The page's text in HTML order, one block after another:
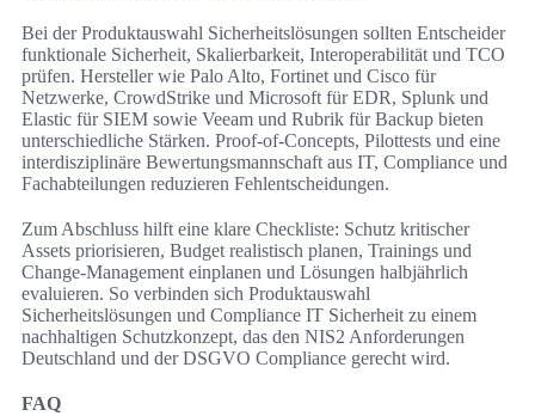
Bei der Produktauswahl Sicherheitslösungen sollten Entscheider
funktionale Sicherheit, Skalierbarkeit, Interoperabilität und TCO
prüfen. Hersteller wie Palo Alto, Fortinet und Cisco für
Netzwerke, CrowdStrike und Microsoft für EDR, Splunk und
Elastic für SIEM sowie Veeam und Rubrik für Backup bieten
unterschiedliche Stärken. Proof-of-Concepts, Pilottests und eine
interdisziplinäre Bewertungsmannschaft aus IT, Compliance und
Fachabteilungen reduzieren Fehlentscheidungen.
Zum Abschluss hilft eine klare Checkliste: Schutz kritischer
Assets priorisieren, Budget realistisch planen, Trainings und
Change-Management einplanen und Lösungen halbjährlich
evaluieren. So verbinden sich Produktauswahl
Sicherheitslösungen und Compliance IT Sicherheit zu einem
nachhaltigen Schutzkonzept, das den NIS2 Anforderungen
Deutschland und der DSGVO Compliance gerecht wird.
FAQ